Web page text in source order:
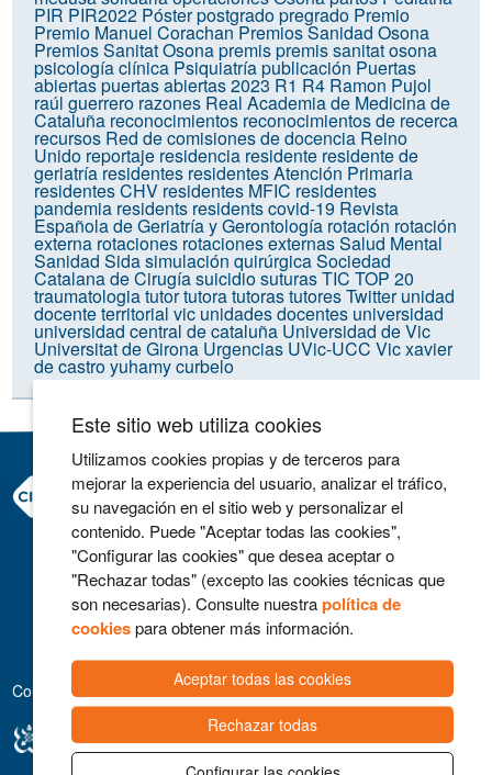
PIR PIR2022 Pósterpostgradopregrado Premio
Premio Manuel Corachan Premios Sanidad Osona
Premios Sanitat Osonapremispremis sanitat osona
psicología clínica Psiquiatríapublicación Puertas
abiertaspuertas abiertas 2023 R1 R4 Ramon Pujol
raúl guerrero razones Real Academia de Medicina de
Cataluña reconocimientos reconocimientos de recerca
recursos Red de comisiones de docencia Reino
Unido reportaje residencia residente residente de
geriatríaresidentes residentes Atención Primaria
residentes CHV residentes MFIC residentes
pandemia residents residents covid-19 Revista
Española de Geriatría y Gerontología rotación rotación
externa rotaciones rotaciones externasSalud Mental
Sanidad Sidasimulación quirúrgicaSociedad
Catalana de CirugíasuicidiosuturasTIC TOP 20
traumatologiatutortutoratutorastutoresTwitter unidad
docente territorial vic unidades docentes universidad
universidad central de cataluña Universidad de Vic
Universitat de Girona Urgencias UVic-UCC Vicxavier
de castroyuhamy curbelo
Consorci Hospitalari de Vic
Carrer Francesc Pla 'El Vigatà', 1
08500 Vic
Telefono 93 702 77 16
Contacto
Aviso legal
Colaboradores
Este sitio web utiliza cookies
Utilizamos cookies propias y de terceros para
mejorar la experiencia del usuario, analizar el tráfico,
su navegación en el sitio web y personalizar el
contenido. Puede "Aceptar todas las cookies",
"Configurar las cookies" que desea aceptar o
"Rechazar todas" (excepto las cookies técnicas que
son necesarias). Consulte nuestrapolítica de
cookiespara obtener más información.
Aceptar todas las cookies
Rechazar todas